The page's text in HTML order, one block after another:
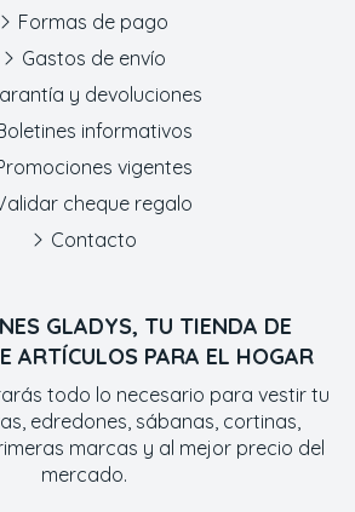
GLADYS, TU TIENDA DE
ARTÍCULOS PARA EL HOGAR
todo lo necesario para vestir tu
edredones, sábanas, cortinas,
marcas y al mejor precio del
mercado.
Formas de pago
Gastos de envío
y devoluciones
informativos
vigentes
cheque regalo
Contacto